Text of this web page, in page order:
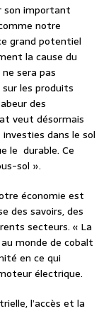
son important
notre
grand potentiel
la cause du
sera pas
les produits
des
veut désormais
dans le sol
le durable. Ce
sol ».
économie est
des savoirs, des
secteurs. « La
monde de cobalt
en ce qui
électrique.
l’accès et la